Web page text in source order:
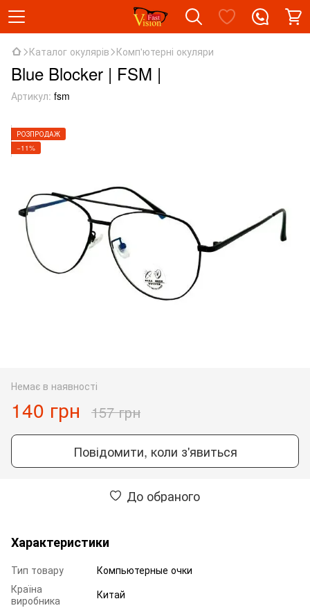
Каталог окулярів Комп'ютерні окуляри
Blue Blocker | FSM |
Артикул: fsm
РОЗПРОДАЖ
−11%
Немає в наявності
140 грн 157 грн
Повідомити, коли з'явиться
До обраного
Характеристики
Тип товару
Компьютерные очки
Країна
виробника
Китай